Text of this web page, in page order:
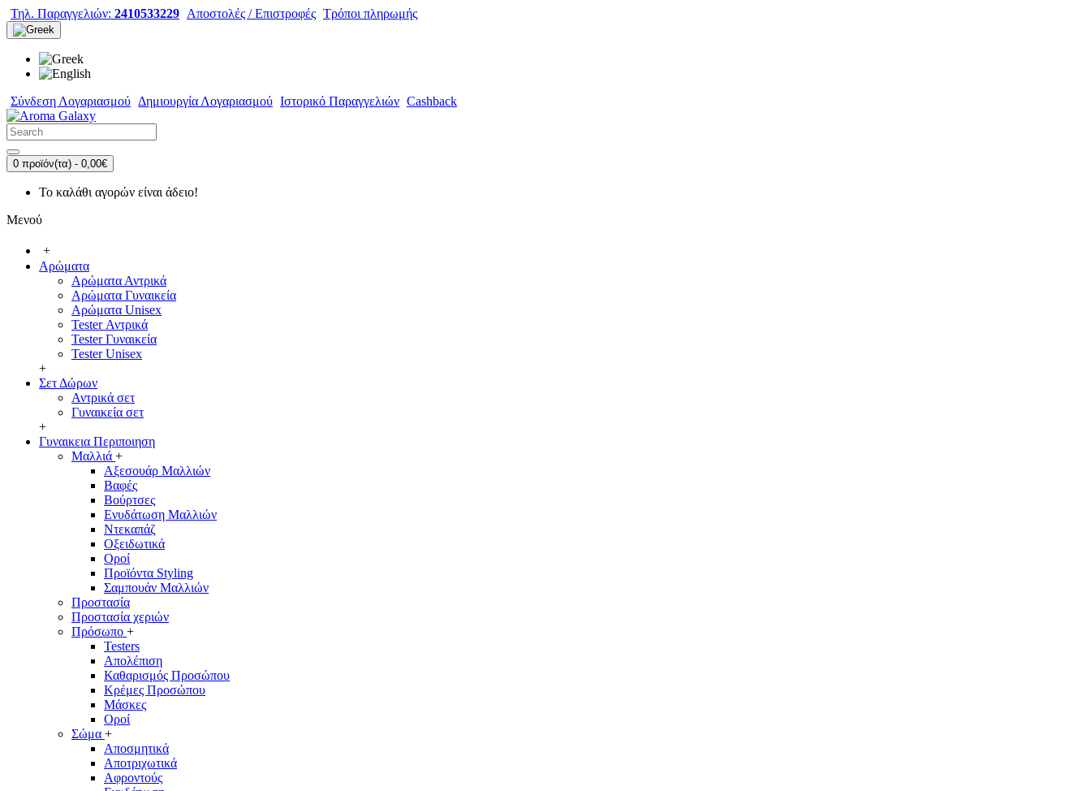
Τηλ. Παραγγελιών: 2410533229 Αποστολές / Επιστροφές Τρόποι πληρωμής
Σύνδεση Λογαριασμού Δημιουργία Λογαριασμού Ιστορικό Παραγγελιών Cashback
0 προϊόν(τα) - 0,00€
Το καλάθι αγορών είναι άδειο!
Μενού
+
Αρώματα
Αρώματα Αντρικά
Αρώματα Γυναικεία
Αρώματα Unisex
Tester Αντρικά
Tester Γυναικεία
Tester Unisex
+
Σετ Δώρων
Αντρικά σετ
Γυναικεία σετ
+
Γυναικεια Περιποιηση
Μαλλιά +
Αξεσουάρ Μαλλιών
Βαφές
Βούρτσες
Ενυδάτωση Μαλλιών
Ντεκαπάζ
Οξειδωτικά
Οροί
Προϊόντα Styling
Σαμπουάν Μαλλιών
Προστασία
Προστασία χεριών
Πρόσωπο +
Testers
Απολέπιση
Καθαρισμός Προσώπου
Κρέμες Προσώπου
Μάσκες
Οροί
Σώμα +
Αποσμητικά
Αποτριχωτικά
Αφροντούς